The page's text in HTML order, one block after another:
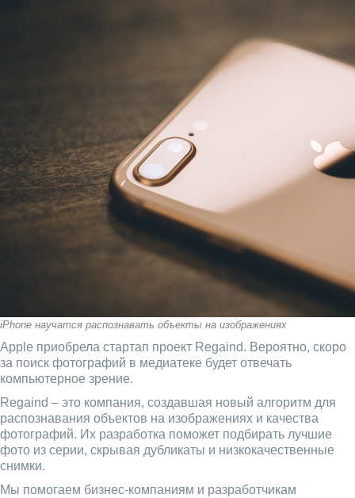
iPhone научатся распознавать объекты на изображениях
Apple приобрела стартап проект Regaind. Вероятно, скоро
за поиск фотографий в медиатеке будет отвечать
компьютерное зрение.
Regaind – это компания, создавшая новый алгоритм для
распознавания объектов на изображениях и качества
фотографий. Их разработка поможет подбирать лучшие
фото из серии, скрывая дубликаты и низкокачественные
снимки.
Мы помогаем бизнес-компаниям и разработчикам